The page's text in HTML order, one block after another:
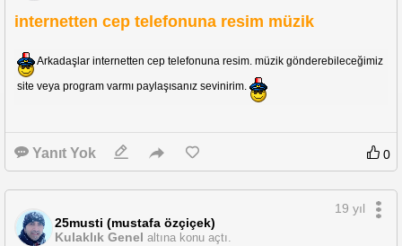
internetten cep telefonuna resim müzik
Arkadaşlar internetten cep telefonuna resim. müzik gönderebileceğimiz
site veya program varmı paylaşısanız sevinirim.
Yanıt Yok 0
25musti (mustafa özçiçek)
Kulaklık Genel altına konu açtı.
19 yıl